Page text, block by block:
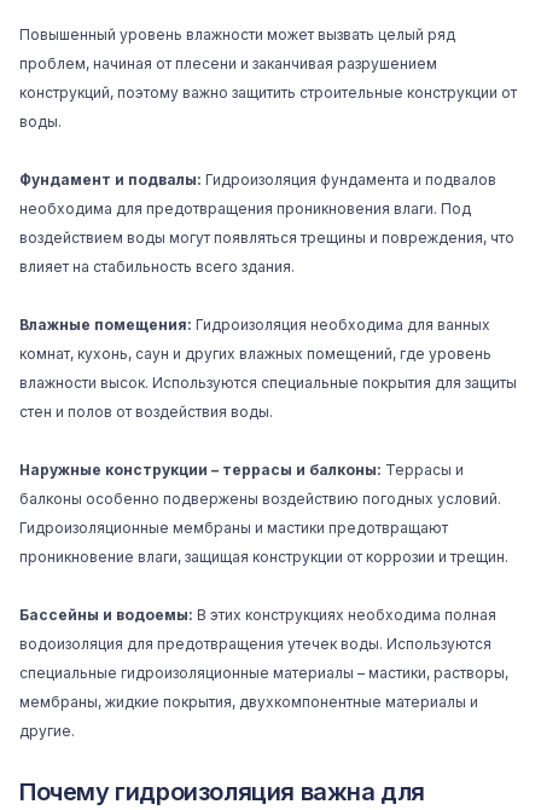
Повышенный уровень влажности может вызвать целый ряд
проблем, начиная от плесени и заканчивая разрушением
конструкций, поэтому важно защитить строительные конструкции от
воды.
Фундамент и подвалы: Гидроизоляция фундамента и подвалов
необходима для предотвращения проникновения влаги. Под
воздействием воды могут появляться трещины и повреждения, что
влияет на стабильность всего здания.
Влажные помещения: Гидроизоляция необходима для ванных
комнат, кухонь, саун и других влажных помещений, где уровень
влажности высок. Используются специальные покрытия для защиты
стен и полов от воздействия воды.
Наружные конструкции – террасы и балконы: Террасы и
балконы особенно подвержены воздействию погодных условий.
Гидроизоляционные мембраны и мастики предотвращают
проникновение влаги, защищая конструкции от коррозии и трещин.
Бассейны и водоемы: В этих конструкциях необходима полная
водоизоляция для предотвращения утечек воды. Используются
специальные гидроизоляционные материалы – мастики, растворы,
мембраны, жидкие покрытия, двухкомпонентные материалы и
другие.
Почему гидроизоляция важна для